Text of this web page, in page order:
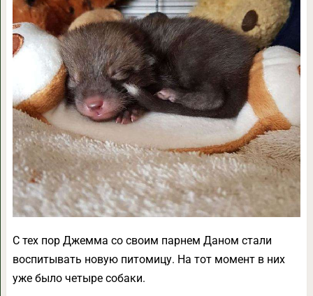
С тех пор Джемма со своим парнем Даном стали
воспитывать новую питомицу. На тот момент в них
уже было четыре собаки.